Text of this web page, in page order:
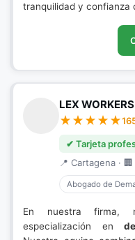
tranquilidad y confianza
LEX WORKERS
✔ Tarjeta
📍 Cartagena ·
Abogado de
En nuestra firma,
especialización en